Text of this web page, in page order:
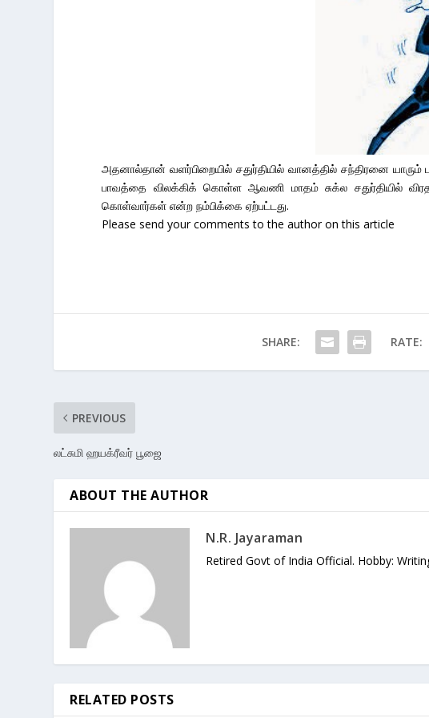
அதனால்தான் வளர்பிறையில் சதுர்தியில் வானத்தில் சந்திரனை யாரும்
பாவத்தை விலக்கிக் கொள்ள ஆவணி மாதம் சுக்ல சதுர்தியில்
கொள்வார்கள் என்ற நம்பிக்கை ஏற்பட்டது.
Please send your comments to the author on this article
SHARE: RATE:
PREVIOUS
லட்சுமி ஹயக்ரீவர் பூஜை
ABOUT THE AUTHOR
N.R. Jayaraman
Retired Govt of India Official. Hobby:
RELATED POSTS